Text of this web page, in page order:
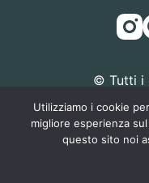
© Tutti i
FELIFAM S.R.L. | P.IVA
Legale: Via Gottlieb
Italia
Utilizziamo i cookie
migliore esperienza
questo sito noi